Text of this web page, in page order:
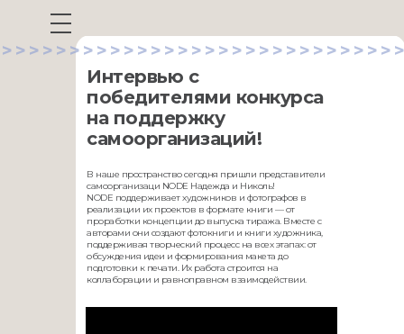
Интервью с
победителями конкурса
на поддержку
самоорганизаций!
В наше пространство сегодня пришли представители
самоорганизаци NODE Надежда и Николь!
NODE поддерживает художников и фотографов в
реализации их проектов в формате книги — от
проработки концепции до выпуска тиража. Вместе с
авторами они создают фотокниги и книги художника,
поддерживая творческий процесс на всех этапах: от
обсуждения идеи и формирования макета до
подготовки к печати. Их работа строится на
коллаборации и равноправном взаимодействии.